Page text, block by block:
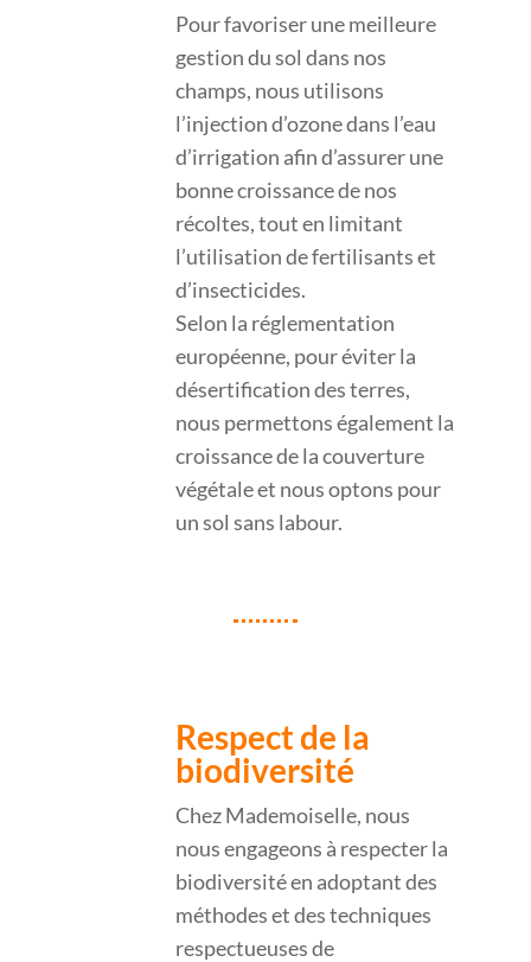
Pour favoriser une meilleure
gestion du sol dans nos
champs, nous utilisons
l’injection d’ozone dans l’eau
d’irrigation afin d’assurer une
bonne croissance de nos
récoltes, tout en limitant
l’utilisation de fertilisants et
d’insecticides.
Selon la réglementation
européenne, pour éviter la
désertification des terres,
nous permettons également la
croissance de la couverture
végétale et nous optons pour
un sol sans labour.
Respect de la
biodiversité
Chez Mademoiselle, nous
nous engageons à respecter la
biodiversité en adoptant des
méthodes et des techniques
respectueuses de